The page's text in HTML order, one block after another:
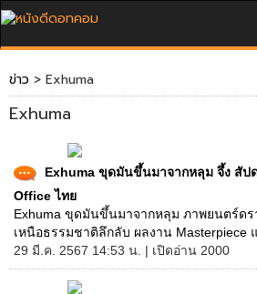
ข่าว > Exhuma
Exhuma
Exhuma ขุดมันขึ้นมาจากหลุม จึ้ง สัป
Office ไทย
Exhuma ขุดมันขึ้นมาจากหลุม ภาพยนตร์ด
เหนือธรรมชาติลึกลับ ผลงาน Masterpiece
29 มี.ค. 2567 14:53 น. | เปิดอ่าน 2000